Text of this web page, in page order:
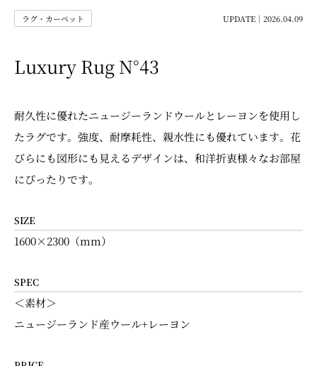
ラグ・カーペット UPDATE｜2026.04.09
Luxury Rug N°43
耐久性に優れたニュージーランドウールとレーヨンを使用し
たラグです。強度、耐摩耗性、親水性にも優れています。花
びらにも図形にも見えるデザインは、和洋折衷様々なお部屋
にぴったりです。
SIZE
1600×2300（mm）
SPEC
＜素材＞
ニュージーランド産ウール+レーヨン